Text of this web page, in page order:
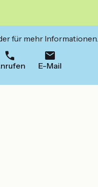
für mehr Informationen.
E-Mail